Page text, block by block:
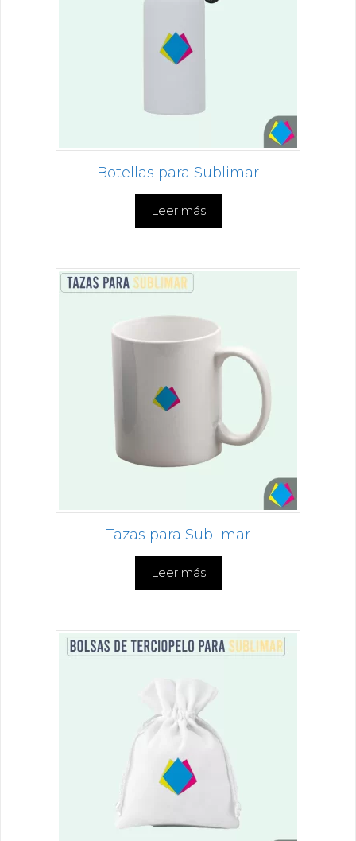
Botellas para Sublimar
Leer más
Tazas para Sublimar
Leer más